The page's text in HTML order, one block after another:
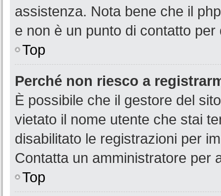
assistenza. Nota bene che il
e non è un punto di contatto
Top
Perché non riesco a
È possibile che il gestore del
vietato il nome utente che stai
disabilitato le registrazioni per
Contatta un amministratore per
Top